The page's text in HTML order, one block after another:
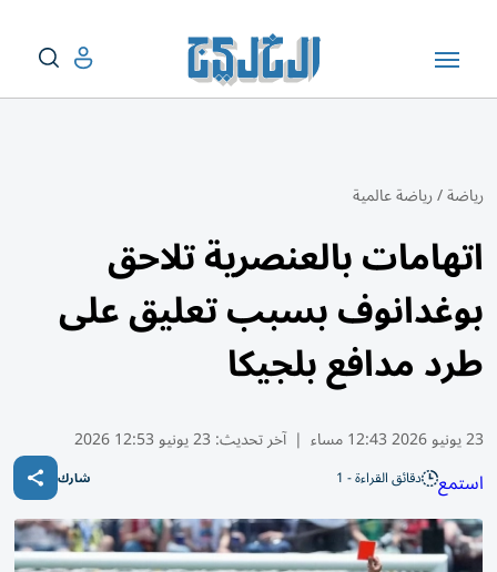
رياضة/رياضة عالمية
اتهامات بالعنصرية تلاحق
بوغدانوف بسبب تعليق على
طرد مدافع بلجيكا
23 يونيو 2026 12:43 مساء | آخر تحديث: 23 يونيو 12:53 2026
استمع دقائق القراءة - 1 شارك